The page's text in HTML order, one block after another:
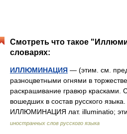
Смотреть что такое
словарях:
ИЛЛЮМИНАЦИЯ — (этим. см.
разноцветными огнями в
раскрашивание гравюр красками.
вошедших в состав русского
ИЛЛЮМИНАЦИЯ лат. illuminatio;
иностранных слов русского языка